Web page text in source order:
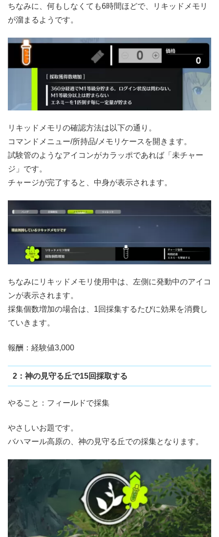
ちなみに、何もしなくても6時間ほどで、リキッドメモリ
が溜まるようです。
リキッドメモリの確認方法は以下の通り。
コマンドメニュー/所持品/メモリケースを開きます。
試験管のようなアイコンがカラッポであれば「未チャー
ジ」です。
チャージが完了すると、中身が表示されます。
ちなみにリキッドメモリ使用中は、左側に発動中のアイコ
ンが表示されます。
採集個数増加の場合は、1回採集するたびに効果を消費し
ていきます。
報酬：経験値3,000
2：神の見守る丘で15回採取する
やること：フィールドで採集
やさしいお題です。
バハマール高原の、神の見守る丘での採集となります。